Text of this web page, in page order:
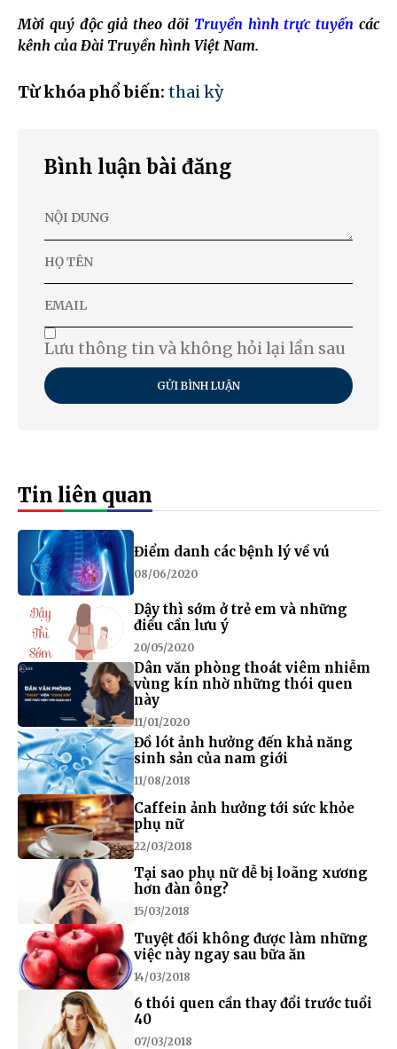
Mời quý độc giả theo dõi Truyền hình trực tuyến các
kênh của Đài Truyền hình Việt Nam.
Từ khóa phổ biến: thai kỳ
Bình luận bài đăng
Lưu thông tin và không hỏi lại lần sau
GỬI BÌNH LUẬN
Tin liên quan
Điểm danh các bệnh lý về vú
08/06/2020
Dậy thì sớm ở trẻ em và những
điều cần lưu ý
20/05/2020
Dân văn phòng thoát viêm nhiễm
vùng kín nhờ những thói quen
này
11/01/2020
Đồ lót ảnh hưởng đến khả năng
sinh sản của nam giới
11/08/2018
Caffein ảnh hưởng tới sức khỏe
phụ nữ
22/03/2018
Tại sao phụ nữ dễ bị loãng xương
hơn đàn ông?
15/03/2018
Tuyệt đối không được làm những
việc này ngay sau bữa ăn
14/03/2018
6 thói quen cần thay đổi trước tuổi
40
07/03/2018